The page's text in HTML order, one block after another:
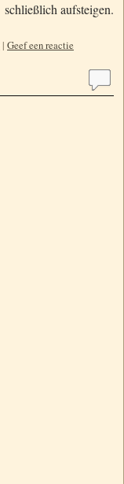
schließlich aufsteigen.
| Geef een reactie